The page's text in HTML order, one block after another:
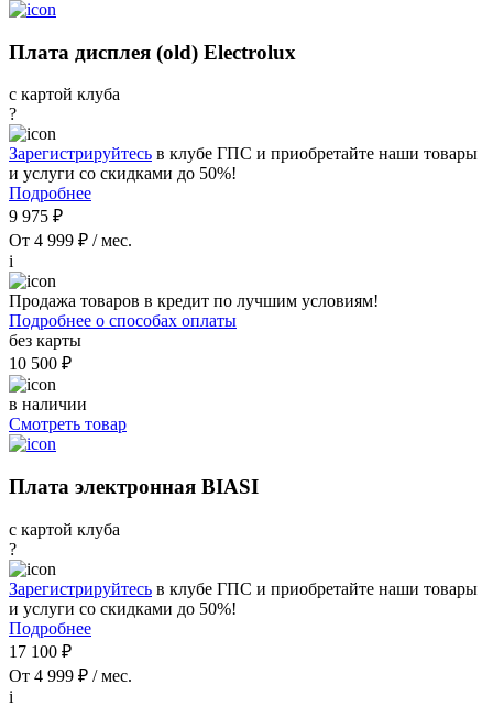
Плата дисплея (old) Electrolux
с картой клуба
?
Зарегистрируйтесь в клубе ГПС и приобретайте наши товары
и услуги со скидками до 50%!
Подробнее
9 975 ₽
От 4 999 ₽ / мес.
i
Продажа товаров в кредит по лучшим условиям!
Подробнее о способах оплаты
без карты
10 500 ₽
в наличии
Смотреть товар
Плата электронная BIASI
с картой клуба
?
Зарегистрируйтесь в клубе ГПС и приобретайте наши товары
и услуги со скидками до 50%!
Подробнее
17 100 ₽
От 4 999 ₽ / мес.
i